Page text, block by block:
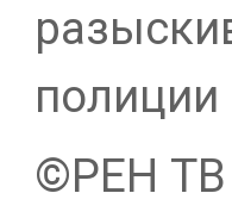
полиции
©РЕН ТВ